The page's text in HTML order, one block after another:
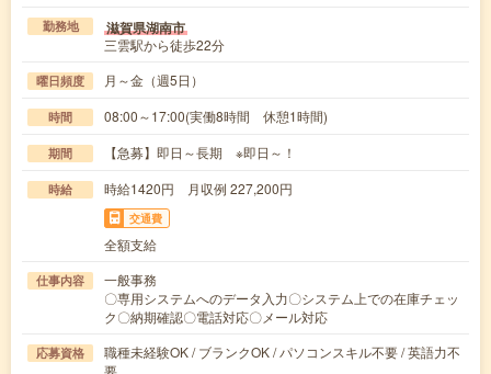
勤務地 滋賀県湖南市
三雲駅から徒歩22分
曜日頻度 月～金（週5日）
時間 08:00～17:00(実働8時間 休憩1時間)
期間 【急募】即日～長期 ※即日～！
時給 時給1420円 月収例 227,200円
交通費
全額支給
仕事内容
一般事務
〇専用システムへのデータ入力〇システム上での在庫チェッ
ク〇納期確認〇電話対応〇メール対応
応募資格
職種未経験OK / ブランクOK / パソコンスキル不要 / 英語力不
要